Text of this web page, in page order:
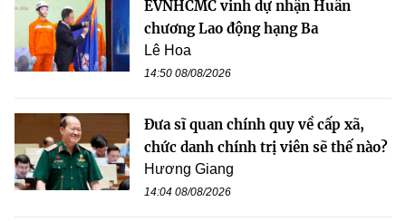
EVNHCMC vinh dự nhận Huân
chương Lao động hạng Ba
Lê Hoa
14:50 08/08/2026
Đưa sĩ quan chính quy về cấp xã,
chức danh chính trị viên sẽ thế nào?
Hương Giang
14:04 08/08/2026